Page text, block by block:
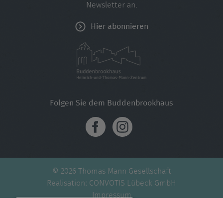
Newsletter an.
Hier abonnieren
Folgen Sie dem Buddenbrookhaus
© 2026 Thomas Mann Gesellschaft
Realisation: CONVOTIS Lübeck GmbH
Impressum